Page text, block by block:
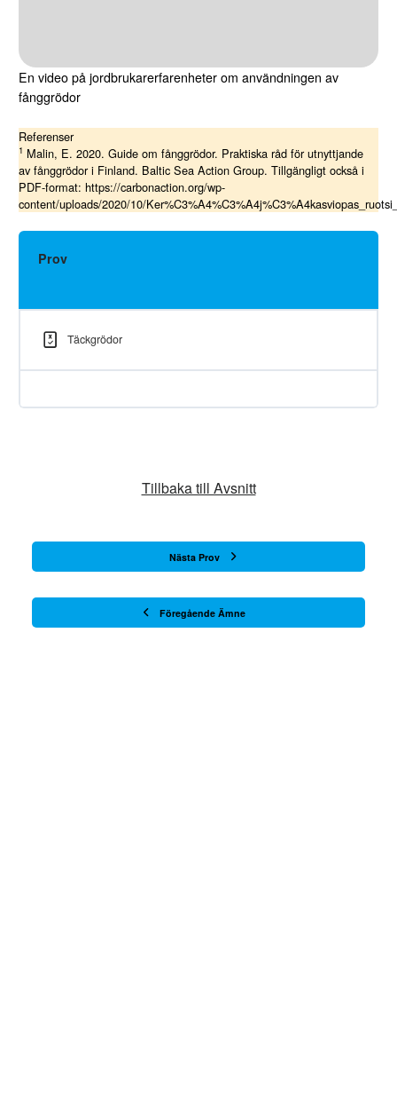
En video på jordbrukarerfarenheter om användningen av
fånggrödor
Referenser
1 Malin, E. 2020. Guide om fånggrödor. Praktiska råd för utnyttjande
av fånggrödor i Finland. Baltic Sea Action Group. Tillgängligt också i
PDF-format: https://carbonaction.org/wp-
content/uploads/2020/10/
Prov
Täckgrödor
Föregående Ämne
Tillbaka till Avsnitt
Nästa Prov